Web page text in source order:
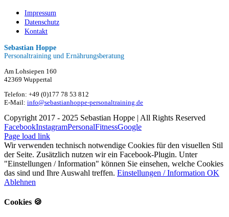
Impressum
Datenschutz
Kontakt
Sebastian Hoppe
Personaltraining und Ernährungsberatung
Am Lohsiepen 160
42369 Wuppertal
Telefon: +49 (0)177 78 53 812
E-Mail: info@sebastianhoppe-personaltraining.de
Copyright 2017 - 2025 Sebastian Hoppe | All Rights Reserved
FacebookInstagramPersonalFitnessGoogle
Page load link
Wir verwenden technisch notwendige Cookies für den visuellen Stil
der Seite. Zusätzlich nutzen wir ein Facebook-Plugin. Unter
"Einstellungen / Information" können Sie einsehen, welche Cookies
das sind und Ihre Auswahl treffen. Einstellungen / Information OK
Ablehnen
Cookies 🍪